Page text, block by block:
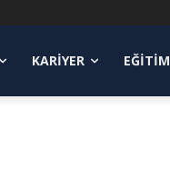
KARIYER EĞITIM